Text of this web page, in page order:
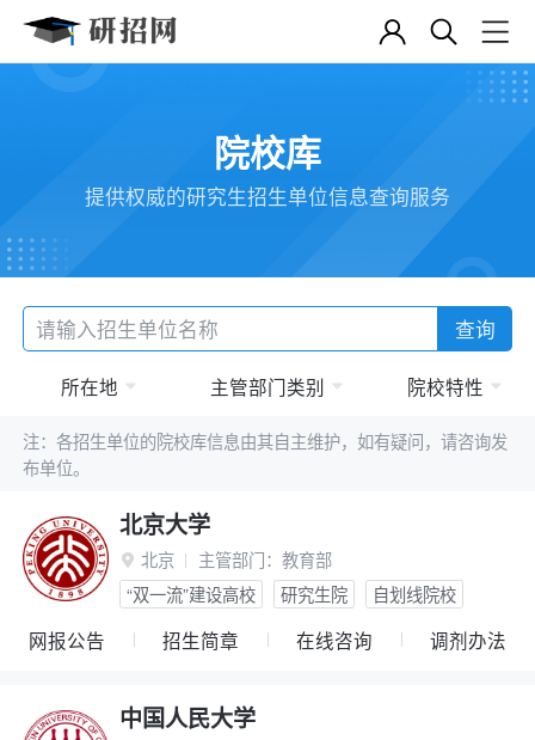
院校库
提供权威的研究生招生单位信息查询服务
查询
所在地 主管部门类别 院校特性
注：各招生单位的院校库信息由其自主维护，如有疑问，请咨询发
布单位。
北京大学
 北京 主管部门： 教育部
“双一流”建设高校
研究生院 自划线院校
网报公告 招生简章 在线咨询 调剂办法
中国人民大学